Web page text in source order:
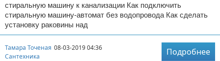
стиральную машину к канализации Как подключить
стиральную машину-автомат без водопровода Как сделать
установку раковины над
Тамара Точеная 08-03-2019 04:36
Сантехника
Подробнее